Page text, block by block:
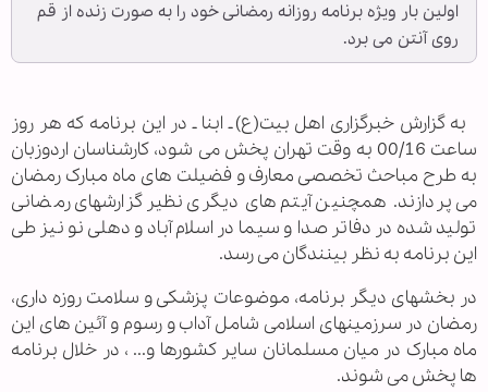
اولین بار ویژه برنامه روزانه رمضانی خود را به صورت زنده از قم
روی آنتن می برد.
به گزارش خبرگزاری اهل بیت‎(ع) ـ ابنا ـ در این برنامه که هر روز
ساعت 00/16 به وقت تهران پخش می شود، کارشناسان اردوزبان
به طرح مباحث تخصصی معارف و فضیلت های ماه مبارک رمضان
می پردازند. همچنین آیتم های دیگری نظیر گزارشهای رمضانی
تولید شده در دفاتر صدا و سیما در اسلام آباد و دهلی نو نیز طی
این برنامه به نظر بینندگان می رسد.
در بخشهای دیگر برنامه، موضوعات پزشکی و سلامت روزه داری،
رمضان در سرزمینهای اسلامی شامل آداب و رسوم و آئین های این
ماه مبارک در میان مسلمانان سایر کشورها و... ، در خلال برنامه
ها پخش می شوند.